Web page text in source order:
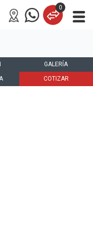
0
GALERÍA
COTIZAR